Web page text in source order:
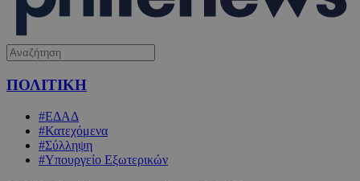
ΠΟΛΙΤΙΚΗ
#ΕΔΑΔ
#Κατεχόμενα
#Σύλληψη
#Υπουργείο Εξωτερικών